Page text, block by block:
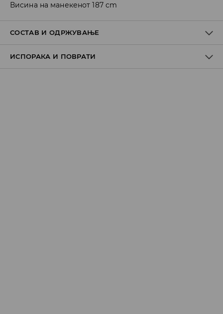
Висина на манекенот 187 cm
СОСТАВ И ОДРЖУВАЊЕ
ПРВА ТКАЕНИНА: 60% ПАМУК, 40% ПОЛИЕСТЕР
ИСПОРАКА И ПОВРАТИ